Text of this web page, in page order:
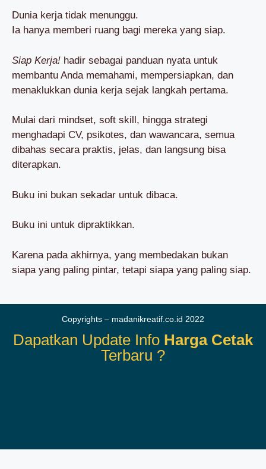
Dunia kerja tidak menunggu.
Ia hanya memberi ruang bagi mereka yang siap.
Siap Kerja! hadir sebagai panduan nyata untuk
membantu Anda memahami, mempersiapkan, dan
menaklukkan dunia kerja sejak langkah pertama.
Mulai dari mindset, soft skill, hingga strategi
menghadapi CV, psikotes, dan wawancara, semua
dibahas secara praktis, jelas, dan langsung bisa
diterapkan.
Buku ini bukan sekadar untuk dibaca.
Buku ini untuk dipraktikkan.
Karena pada akhirnya, yang membedakan bukan
siapa yang paling pintar, tetapi siapa yang paling siap.
Copyrights – madanikreatif.co.id 2022
Dapatkan Update Info Harga Cetak
Terbaru ?